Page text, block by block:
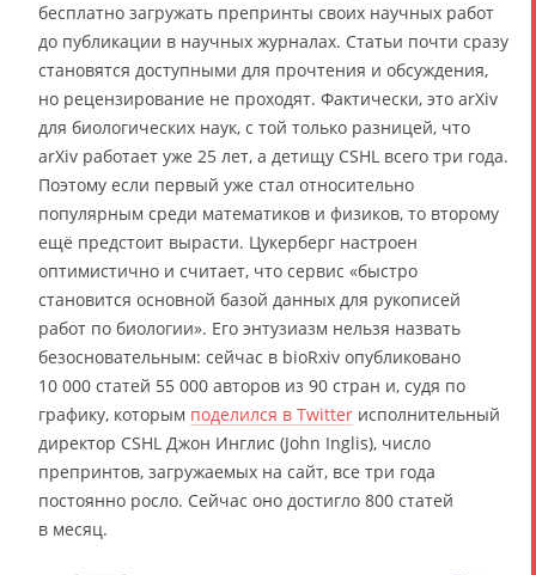
бесплатно загружать препринты своих научных работ
до публикации в научных журналах. Статьи почти сразу
становятся доступными для прочтения и обсуждения,
но рецензирование не проходят. Фактически, это arXiv
для биологических наук, с той только разницей, что
arXiv работает уже 25 лет, а детищу CSHL всего три года.
Поэтому если первый уже стал относительно
популярным среди математиков и физиков, то второму
ещё предстоит вырасти. Цукерберг настроен
оптимистично и считает, что сервис «быстро
становится основной базой данных для рукописей
работ по биологии». Его энтузиазм нельзя назвать
безосновательным: сейчас в bioRxiv опубликовано
10 000 статей 55 000 авторов из 90 стран и, судя по
графику, которым поделился в Twitter исполнительный
директор CSHL Джон Инглис (John Inglis), число
препринтов, загружаемых на сайт, все три года
постоянно росло. Сейчас оно достигло 800 статей
в месяц.